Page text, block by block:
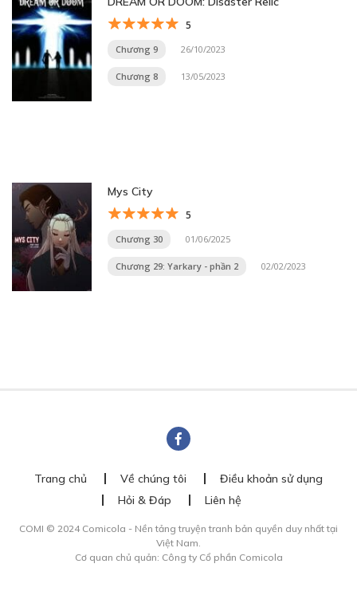
5
Chương 9 26/10/2023
Chương 8 13/05/2023
Mys City
5
Chương 30 01/06/2025
Chương 29: Yarkary - phần 2 02/02/2023
Trang chủ Về chúng tôi
Điều khoản sử dụng
Hỏi & Đáp
Liên hệ
COMI © 2024 Comicola - Nền tảng truyện tranh bản quyền duy nhất tại
Việt Nam.
Cơ quan chủ quản: Công ty Cổ phần Comicola